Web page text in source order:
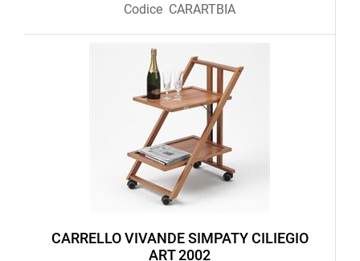
Codice CARARTBIA
CARRELLO VIVANDE SIMPATY CILIEGIO
ART 2002